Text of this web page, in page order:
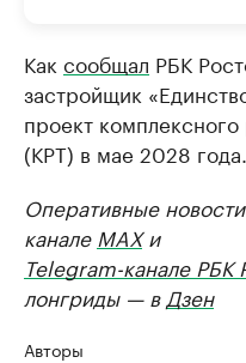
Как сообщал РБК
застройщик
проект
(КРТ) в мае 2028 года.
Оперативные
канале MAXи
Telegram-канале РБК
лонгриды — в Дзен
Авторы